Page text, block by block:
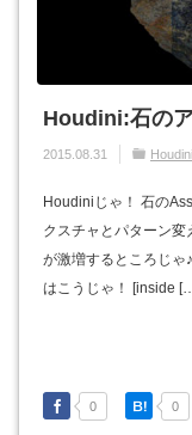
Houdini:石の
2015.08.31 Houdini
Houdiniじゃ！ 石の
クスチャとパターン
が激増するところじゃ
はこうじゃ！ [inside
0 0